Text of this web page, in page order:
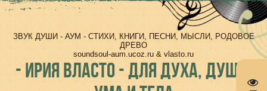
ЗВУК ДУШИ - АУМ - СТИХИ, КНИГИ, ПЕСНИ, МЫСЛИ, РОДОВОЕ
ДРЕВО
soundsoul-aum.ucoz.ru & vlasto.ru
-ИРИЯ ВЛАСТО - ДЛЯ ДУХА, ДУШИ,